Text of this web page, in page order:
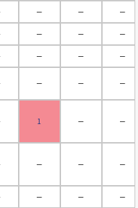
－ －
－
－ －
－
－ －
－
－ － －
1 － －
－ － －
－ － －